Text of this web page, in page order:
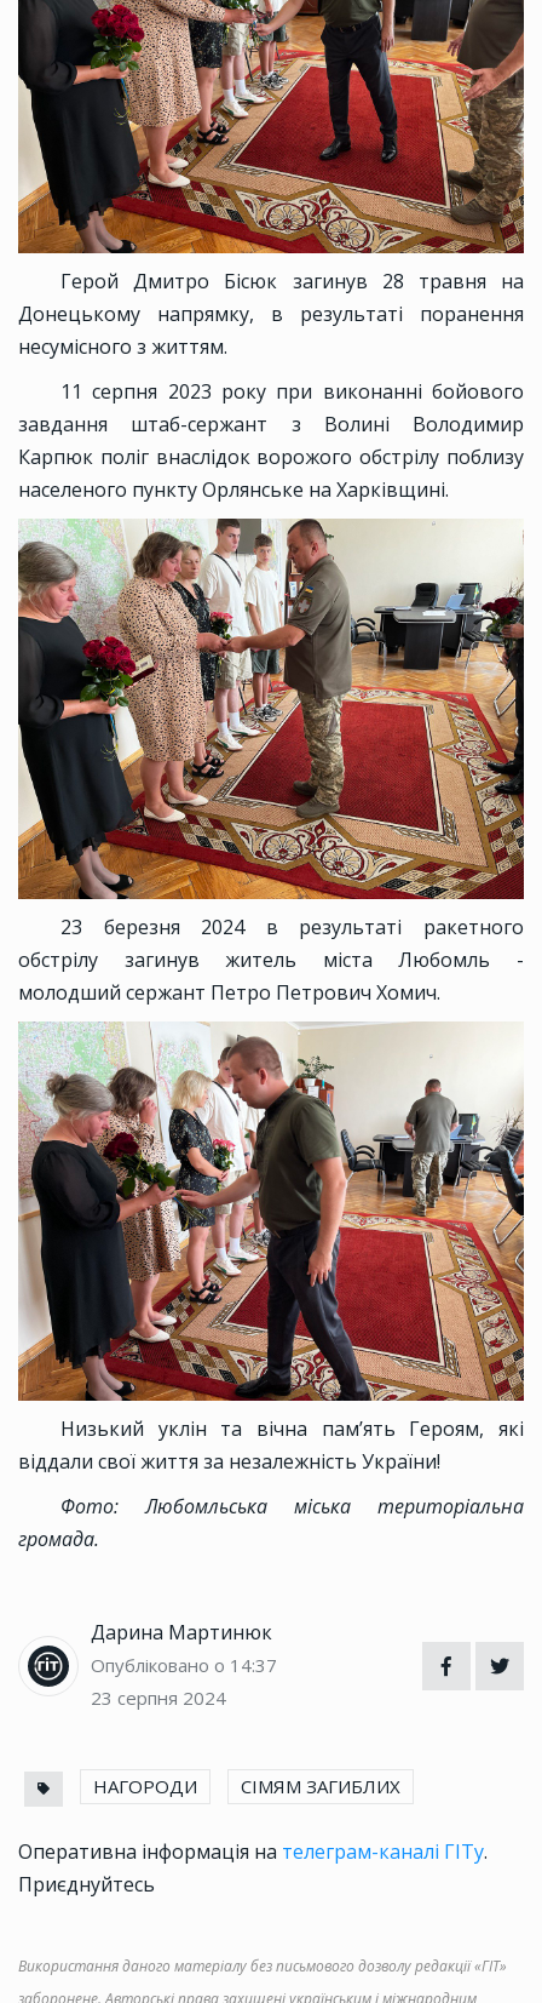
Герой Дмитро Бісюк загинув 28 травня на
Донецькому напрямку, в результаті поранення
несумісного з життям.
11 серпня 2023 року при виконанні бойового
завдання штаб-сержант з Волині Володимир
Карпюк поліг внаслідок ворожого обстрілу поблизу
населеного пункту Орлянське на Харківщині.
23 березня 2024 в результаті ракетного
обстрілу загинув житель міста Любомль -
молодший сержант Петро Петрович Хомич.
Низький уклін та вічна пам’ять Героям, які
віддали свої життя за незалежність України!
Фото: Любомльська міська територіальна
громада.
Дарина Мартинюк
Опубліковано о 14:37
23 серпня 2024
НАГОРОДИ СІМЯМ ЗАГИБЛИХ
Оперативна інформація на телеграм-каналі ГІТу.
Приєднуйтесь
Використання даного матеріалу без письмового дозволу редакції «ГІТ»